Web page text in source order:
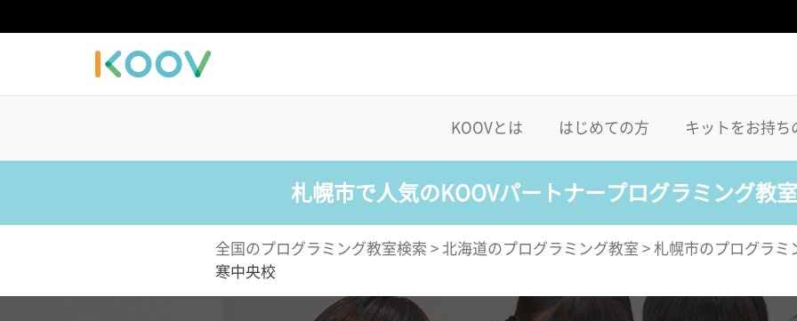
KOOVとは はじめての方 キットをお持ち
札幌市で人気のKOOVパートナープログラミング教
全国のプログラミング教室検索 > 北海道のプログラミング教室 > 札幌市のプログラミ
寒中央校